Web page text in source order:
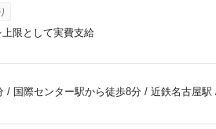
限として実費支給
/ 国際センター駅から徒歩8分/ 近鉄名古屋駅